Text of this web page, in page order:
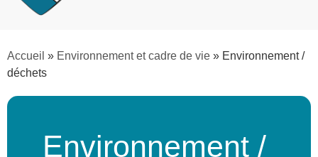
Accueil » Environnement et cadre de vie » Environnement /
déchets
Environnement /